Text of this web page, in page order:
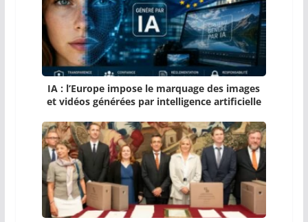
IA : l’Europe impose le marquage des images
et vidéos générées par intelligence artificielle